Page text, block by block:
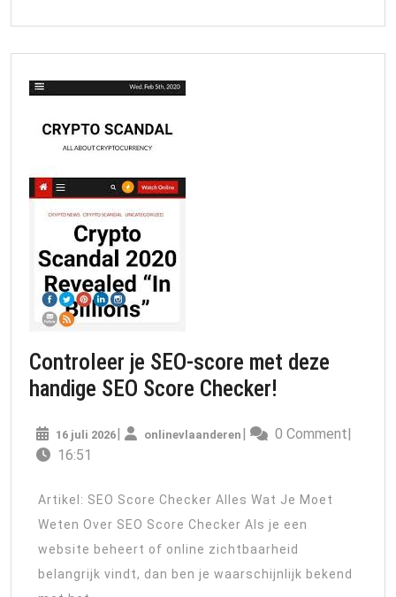
Controleer je SEO-score met deze
handige SEO Score Checker!
SEO-
met
deze
handige
SEO
16 juli 202616
onlinevlaanderen onlinevlaanderen
0 Comment
16:51
Artikel: SEO Score Checker Alles Wat Je Moet
Weten Over SEO Score Checker Als je een
website beheert of online zichtbaarheid
belangrijk vindt, dan ben je waarschijnlijk bekend